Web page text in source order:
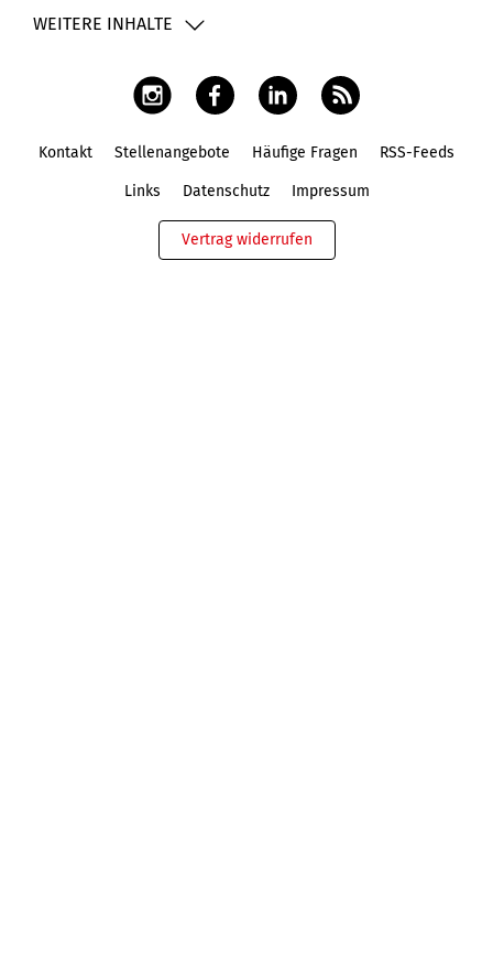
WEITERE INHALTE
Kontakt Stellenangebote Häufige Fragen RSS-Feeds
Links Datenschutz Impressum
Vertrag widerrufen